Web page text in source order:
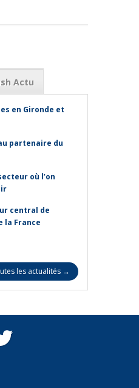
Actu
en Gironde et
partenaire du
où l’on
central de
la France
les actualités →